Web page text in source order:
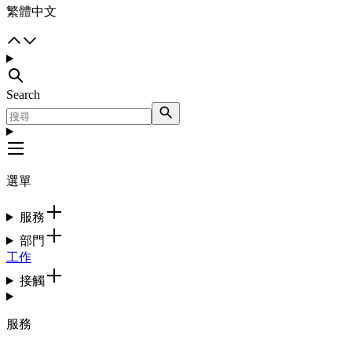
繁體中文
Search
選單
服務
部門
工作
接觸
服務